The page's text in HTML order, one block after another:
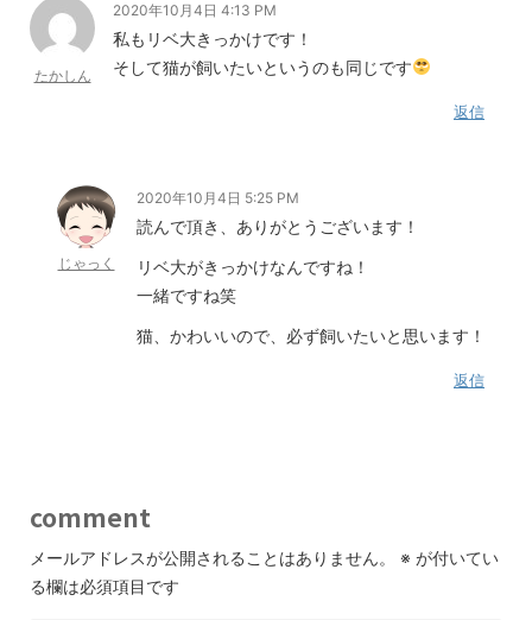
たかしん
2020年10月4日 4:13 PM
私もリベ大きっかけです！
そして猫が飼いたいというのも同じです
返信
じゃっく
2020年10月4日 5:25 PM
読んで頂き、ありがとうございます！
リベ大がきっかけなんですね！
一緒ですね笑
猫、かわいいので、必ず飼いたいと思います！
返信
comment
メールアドレスが公開されることはありません。 ※ が付いてい
る欄は必須項目です